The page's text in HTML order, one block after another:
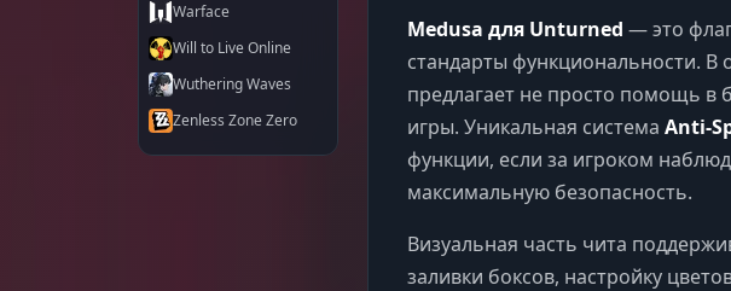
Warface
Will to Live Online
Wuthering Waves
Zenless Zone Zero
Medusa для Unturned — это
стандарты функциональности. В
предлагает не просто помощь в
игры. Уникальная система Anti-
функции, если за игроком
максимальную безопасность.
Визуальная часть чита
заливки боксов, настройку